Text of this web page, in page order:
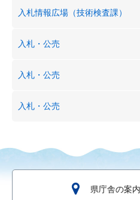
入札情報広場（技術検査課）
入札・公売
入札・公売
入札・公売
県庁舎の案